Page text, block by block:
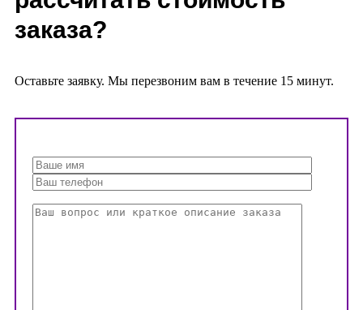
заказа?
Оставьте заявку. Мы перезвоним вам в течение 15 минут.